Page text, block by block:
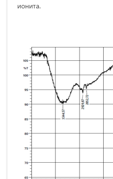
ионита.